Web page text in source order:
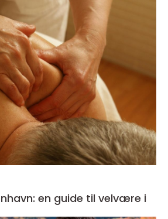
en guide til velvære i